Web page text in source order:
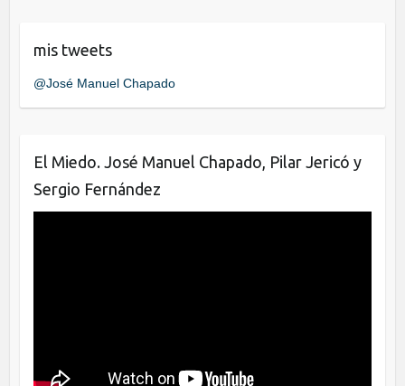
b
o
k
n
mis tweets
@José Manuel Chapado
El Miedo. José Manuel Chapado, Pilar Jericó y
Sergio Fernández